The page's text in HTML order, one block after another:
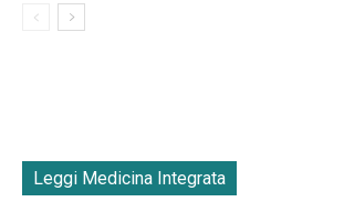
Leggi Medicina Integrata